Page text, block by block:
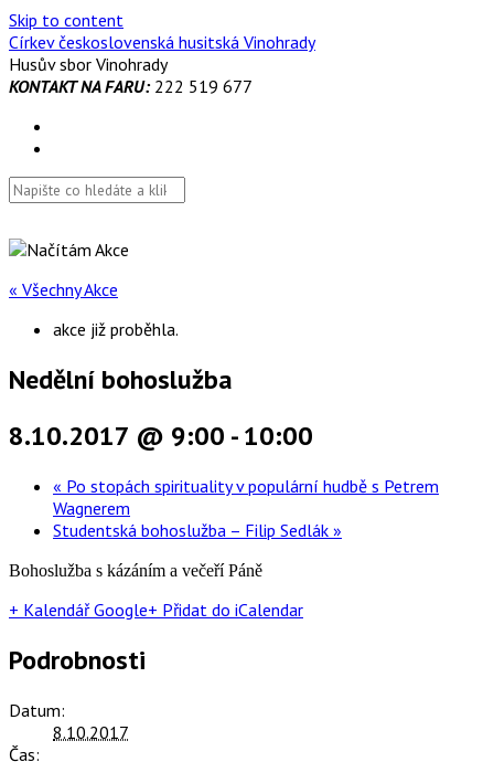
Skip to content
Církev československá husitská Vinohrady
Husův sbor Vinohrady
KONTAKT NA FARU:222 519 677
« Všechny Akce
akce již proběhla.
Nedělní bohoslužba
8.10.2017 @ 9:00 -10:00
« Po stopách spirituality v populární hudbě s Petrem
Wagnerem
Studentská bohoslužba – Filip Sedlák »
Bohoslužba s kázáním a večeří Páně
+ Kalendář Google+ Přidat do iCalendar
Podrobnosti
Datum:
8.10.2017
Čas: